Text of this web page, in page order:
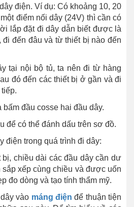
điện. Ví dụ: Có khoảng 10, 20
điểm nối dây (24V) thì cần có
lắp đặt đi dây dẫn biết được là
đến đâu và từ thiết bị nào đến
tại nội bộ tủ, ta nên đi từ hàng
đó đến các thiết bị ở gần và đi
đầu cosse hai đầu dây.
để có thể đánh dấu trên sơ đồ.
điện trong quá trình đi dây:
chiều dài các đầu dây cần dư
xếp cùng chiều và được uốn
đo dòng và tạo tính thẩm mỹ.
vào máng điện để thuận tiện